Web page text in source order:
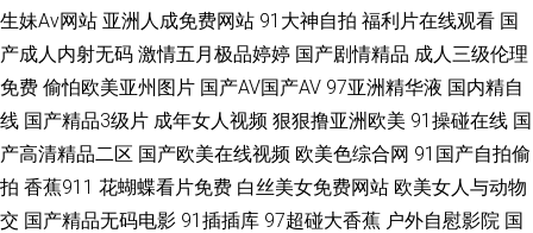
91aV福利电影 国产日韩亚洲另类 黄色APP瑟瑟 日韩免费a 性爱欧美锋 尤物
爽爽片 97国产精品一区二区 东方a青青在线 欧美日韩国产骚熟 日韩AV一 影
音先锋AV在线资源 91在线视频播放 超碰99人妻 欧美福利网站 婷婷五月深深
生妹Av网站 亚洲人成免费网站 91大神自拍 福利片在线观看 国
产成人内射无码 激情五月极品婷婷 国产剧情精品 成人三级伦理
免费 偷怕欧美亚州图片 国产AV国产AV 97亚洲精华液 国内精自
线 国产精品3级片 成年女人视频 狠狠撸亚洲欧美 91操碰在线 国
产高清精品二区 国产欧美在线视频 欧美色综合网 91国产自拍偷
拍 香蕉911 花蝴蝶看片免费 白丝美女免费网站 欧美女人与动物
交 国产精品无码电影 91插插库 97超碰大香蕉 户外自慰影院 国